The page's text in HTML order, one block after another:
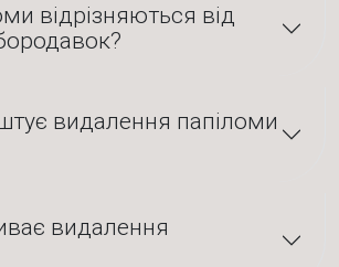
відрізняються від
видалення папіломи
видалення